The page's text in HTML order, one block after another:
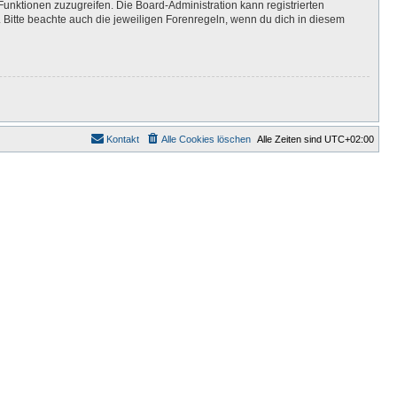
zuzugreifen. Die Board-Administration kann registrierten
beachte auch die jeweiligen Forenregeln, wenn du dich in diesem
Alle Zeiten sind UTC+02:00
Alle Cookies löschen
Kontakt